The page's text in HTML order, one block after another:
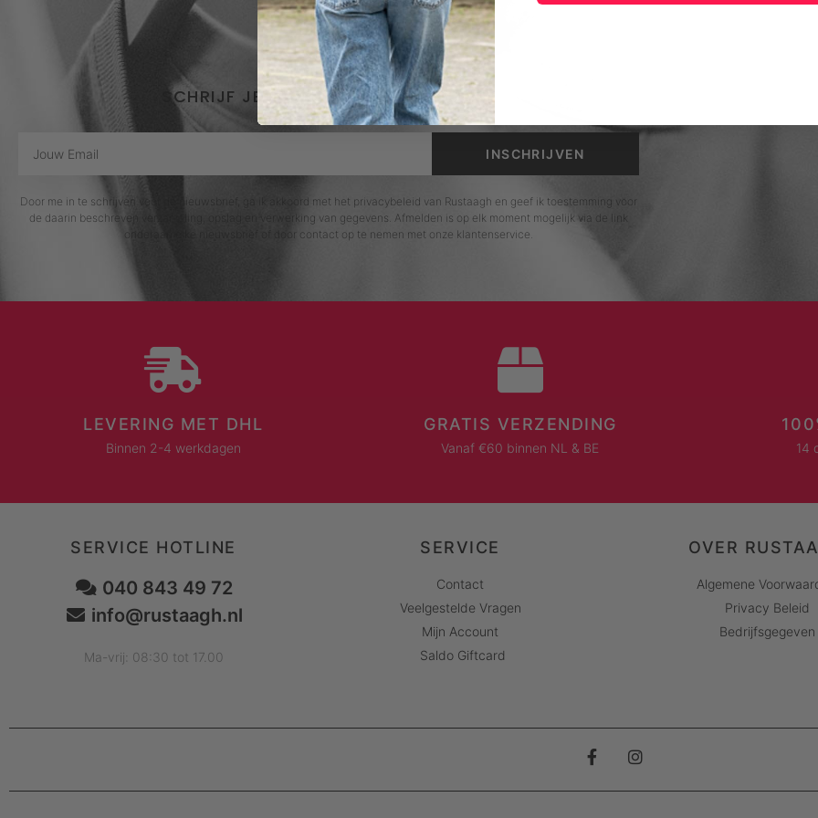
SCHRIJF JE IN VOOR DE NIEUWSBRIEF
INSCHRIJVEN
Door me in te schrijven voor de nieuwsbrief, ga ik akkoord met het privacybeleid van Rustaagh en geef ik toestemming voor
de daarin beschreven verzameling, opslag en verwerking van gegevens. Afmelden is op elk moment mogelijk via de link
onderaan elke nieuwsbrief of door contact op te nemen met onze klantenservice.
LEVERING MET DHL
Binnen 2-4 werkdagen
GRATIS VERZENDING
Vanaf €60 binnen NL & BE 14
SERVICE HOTLINE
040 843 49 72
info@rustaagh.nl
Ma-vrij: 08:30 tot 17.00
SERVICE
Contact
Veelgestelde Vragen
Mijn Account
Saldo Giftcard
OVER
Algemene
Privacy Beleid
Bedrijfsgegeven